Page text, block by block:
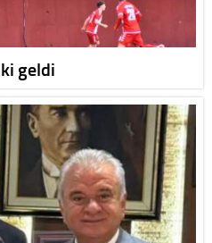
geldi